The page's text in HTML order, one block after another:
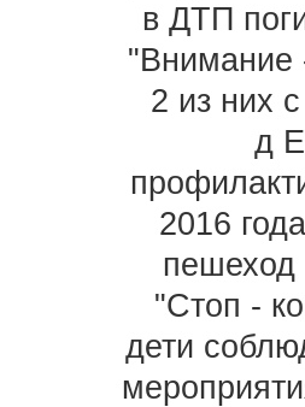
в ДТП
"Внимание
2 из них
д
2016 года
пешеход
"Стоп -
дети